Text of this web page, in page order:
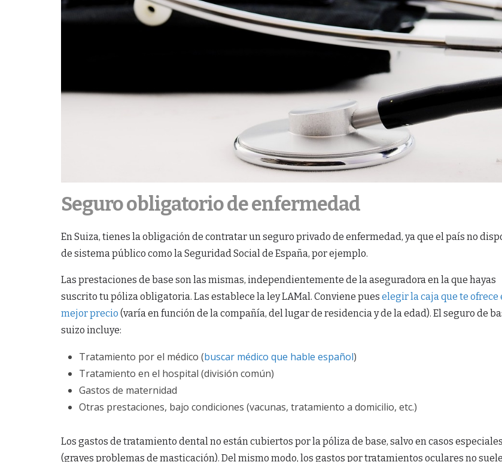
Seguro obligatorio de enfermedad
En Suiza, tienes la obligación de contratar un seguro privado de enfermedad, ya que el país no
de sistema público como la Seguridad Social de España, por ejemplo.
Las prestaciones de base son las mismas, independientemente de la aseguradora en la que hayas
suscrito tu póliza obligatoria. Las establece la ley LAMal. Conviene pues elegir la caja que te ofrece
mejor precio (varía en función de la compañía, del lugar de residencia y de la edad). El seguro de
suizo incluye:
Tratamiento por el médico (buscar médico que hable español)
Tratamiento en el hospital (división común)
Gastos de maternidad
Otras prestaciones, bajo condiciones (vacunas, tratamiento a domicilio, etc.)
Los gastos de tratamiento dental no están cubiertos por la póliza de base, salvo en casos especiales
(graves problemas de masticación). Del mismo modo, los gastos por tratamientos oculares no